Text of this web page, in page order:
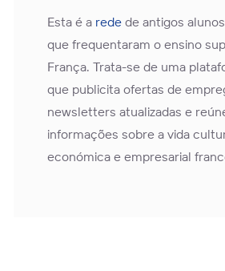
Esta é a redede antigos
que frequentaram o ensino
França. Trata-se de uma
que publicita ofertas de
newsletters atualizadas e
informações sobre a vida
económica e empresarial